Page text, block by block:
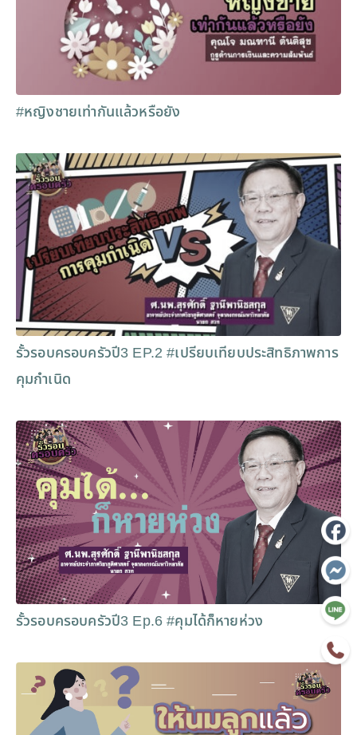
#หญิงชายเท่ากันแล้วหรือยัง
รั้วรอบครอบครัวปี3 EP.2 #เปรียบเทียบประสิทธิภาพการ
คุมกำเนิด
รั้วรอบครอบครัวปี3 Ep.6 #คุมได้ก็หายห่วง